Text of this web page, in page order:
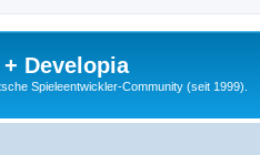
+ Developia
Spieleentwickler-Community (seit 1999).